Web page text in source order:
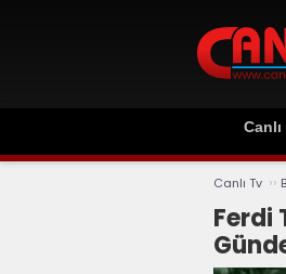
Canlı
Canlı Tv ››
Ferdi